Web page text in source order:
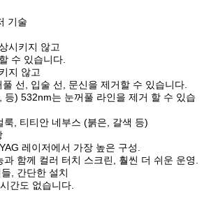
기술
시키지 않고
수 있습니다.
지 않고
선, 입술 선, 문신을 제거할 수 있습니다.
등) 532nm는 눈꺼풀 라인을 제거 할 수 있습
룩, 티티안 네부스 (붉은, 갈색 등)
레이저에서 가장 높은 구성.
함께 컬러 터치 스크린, 훨씬 더 쉬운 운영.
, 간단한 설치
간도 없습니다.